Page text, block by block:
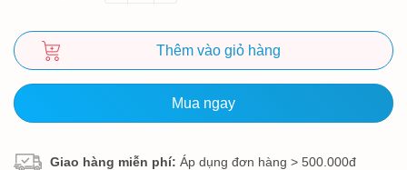
Thêm vào giỏ hàng
Mua ngay
Giao hàng miễn phí: Áp dụng đơn hàng > 500.000đ